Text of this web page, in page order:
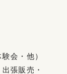
会・他）
張販売・